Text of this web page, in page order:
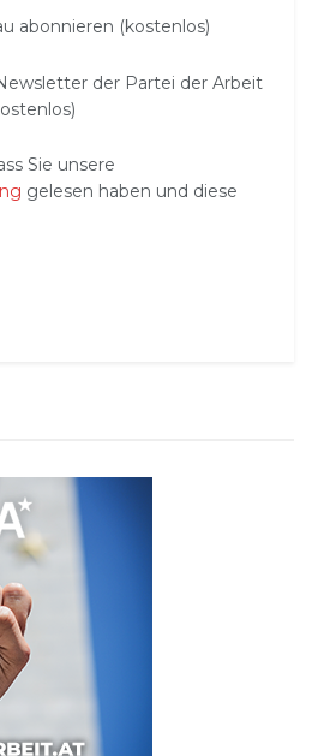
abonnieren (kostenlos)
der Partei der Arbeit
Sie unsere
gelesen haben und diese